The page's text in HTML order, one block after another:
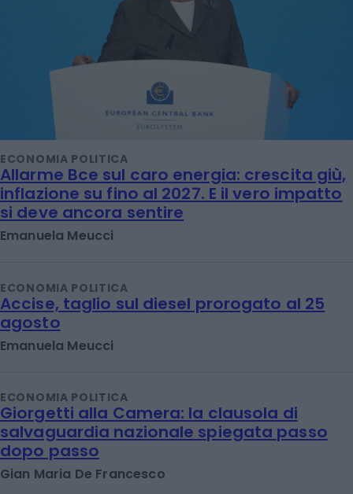
ECONOMIA POLITICA
Allarme Bce sul caro energia: crescita giù,
inflazione su fino al 2027. E il vero impatto
si deve ancora sentire
Emanuela Meucci
ECONOMIA POLITICA
Accise, taglio sul diesel prorogato al 25
agosto
Emanuela Meucci
ECONOMIA POLITICA
Giorgetti alla Camera: la clausola di
salvaguardia nazionale spiegata passo
dopo passo
Gian Maria De Francesco